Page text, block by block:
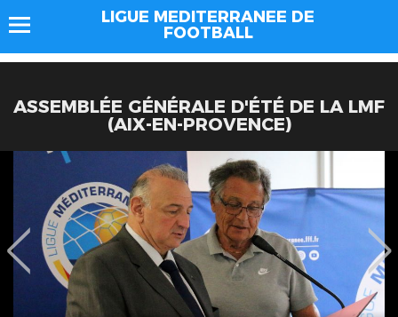
LIGUE MEDITERRANEE DE
FOOTBALL
ASSEMBLÉE GÉNÉRALE D'ÉTÉ DE LA LMF
(AIX-EN-PROVENCE)